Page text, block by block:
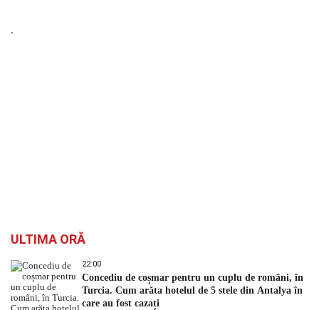
`
ULTIMA ORĂ
22:00
Concediu de coșmar pentru un cuplu de români, în
Turcia. Cum arăta hotelul de 5 stele din Antalya în
care au fost cazați